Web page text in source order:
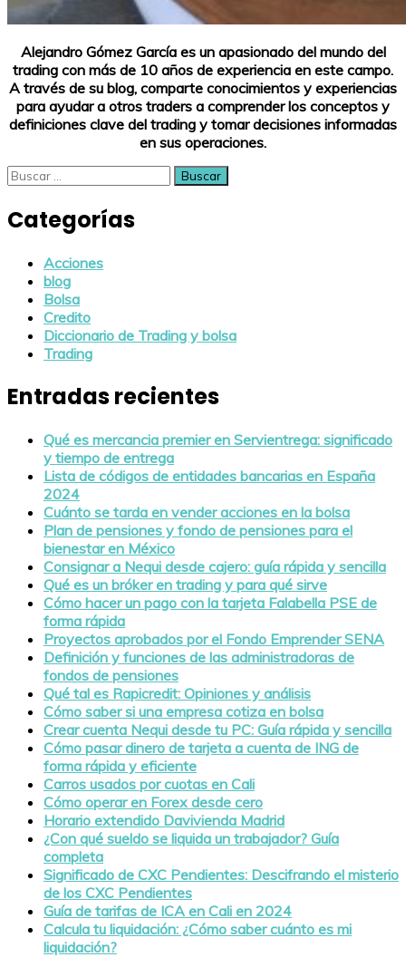
Alejandro Gómez García es un apasionado del mundo del
trading con más de 10 años de experiencia en este campo.
A través de su blog, comparte conocimientos y experiencias
para ayudar a otros traders a comprender los conceptos y
definiciones clave del trading y tomar decisiones informadas
en sus operaciones.
Buscar:
Categorías
Acciones
blog
Bolsa
Credito
Diccionario de Trading y bolsa
Trading
Entradas recientes
Qué es mercancia premier en Servientrega: significado
y tiempo de entrega
Lista de códigos de entidades bancarias en España
2024
Cuánto se tarda en vender acciones en la bolsa
Plan de pensiones y fondo de pensiones para el
bienestar en México
Consignar a Nequi desde cajero: guía rápida y sencilla
Qué es un bróker en trading y para qué sirve
Cómo hacer un pago con la tarjeta Falabella PSE de
forma rápida
Proyectos aprobados por el Fondo Emprender SENA
Definición y funciones de las administradoras de
fondos de pensiones
Qué tal es Rapicredit: Opiniones y análisis
Cómo saber si una empresa cotiza en bolsa
Crear cuenta Nequi desde tu PC: Guía rápida y sencilla
Cómo pasar dinero de tarjeta a cuenta de ING de
forma rápida y eficiente
Carros usados por cuotas en Cali
Cómo operar en Forex desde cero
Horario extendido Davivienda Madrid
¿Con qué sueldo se liquida un trabajador? Guía
completa
Significado de CXC Pendientes: Descifrando el misterio
de los CXC Pendientes
Guía de tarifas de ICA en Cali en 2024
Calcula tu liquidación: ¿Cómo saber cuánto es mi
liquidación?